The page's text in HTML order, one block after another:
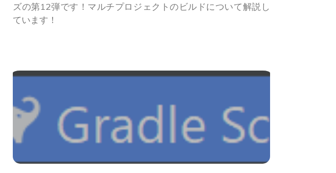
ズの第12弾です！マルチプロジェクトのビルドについて解説し
ています！